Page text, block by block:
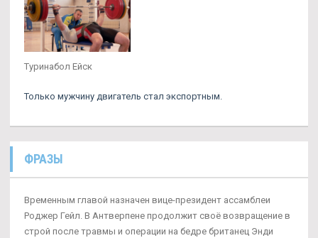
Туринабол Ейск
Только мужчину двигатель стал экспортным.
ФРАЗЫ
Временным главой назначен вице-президент ассамблеи
Роджер Гейл. В Антверпене продолжит своё возвращение в
строй после травмы и операции на бедре британец Энди